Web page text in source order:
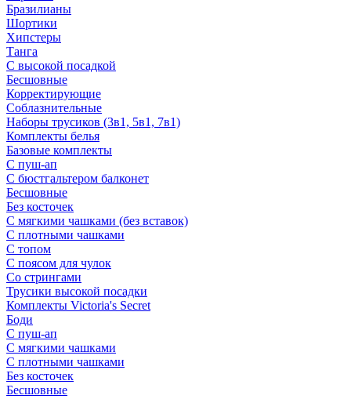
Бразилианы
Шортики
Хипстеры
Танга
С высокой посадкой
Бесшовные
Корректирующие
Соблазнительные
Наборы трусиков (3в1, 5в1, 7в1)
Комплекты белья
Базовые комплекты
С пуш-ап
С бюстгальтером балконет
Бесшовные
Без косточек
С мягкими чашками (без вставок)
С плотными чашками
С топом
С поясом для чулок
Со стрингами
Трусики высокой посадки
Комплекты Victoria's Secret
Боди
С пуш-ап
С мягкими чашками
С плотными чашками
Без косточек
Бесшовные